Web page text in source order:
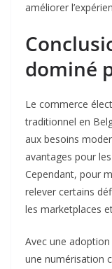
améliorer
dominé
Le commerce
traditionnel en
aux besoins
avantages pour
Cependant, pour
relever certains
les marketplaces
Avec une
une numérisation